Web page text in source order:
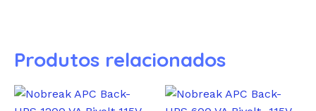
Produtos relacionados